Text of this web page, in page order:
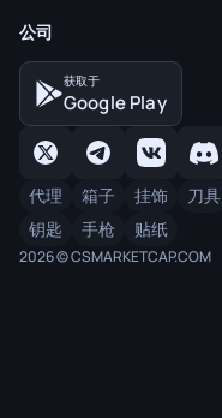
公司
获取于
Google Play
代理 箱子 挂饰 刀具
钥匙
手枪 贴纸
2026 © CSMARKETCAP.COM